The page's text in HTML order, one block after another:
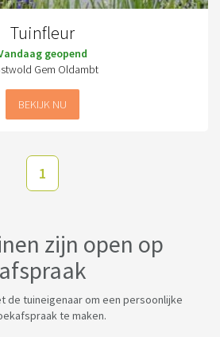
Tuinfleur
geopend
Gem Oldambt
BEKIJK NU
1
zijn open op
afspraak
de tuineigenaar om een persoonlijke
te maken.